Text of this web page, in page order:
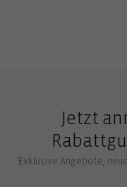
Jetzt
Exklusive Angebote,